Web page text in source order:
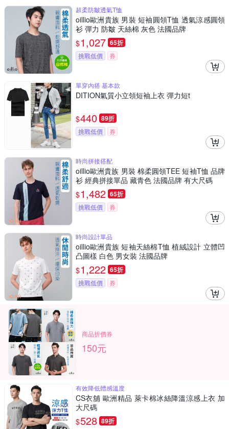
超柔防皺透氣T恤
oillio歐洲貴族 男裝 短袖圓領T恤 透氣涼感圓領
衫 彈力 防皺 天絲棉 灰色 法國品牌
$1,027 65折
挑戰低價 券
單穿內搭 基本款
DITION氣質小立領短袖上衣 彈力短t
$440 89折
挑戰低價 券
時尚拼接搭配
oillio歐洲貴族 男裝 棉柔圓領TEE 短袖T恤 品牌
衫 經典拼接單品 藏青色 法國品牌 有大尺碼
$1,482 65折
挑戰低價 券
時尚設計單品
oillio歐洲貴族 短袖天絲棉T恤 植絨設計 立體凹
凸圖樣 白色 男女裝 法國品牌
$1,222 65折
挑戰低價 券
商品折價券
150元
有效降低體感溫度
CS衣舖 歐洲精品 萊卡棉冰絲降溫涼感上衣 加
大尺碼
$528 89折